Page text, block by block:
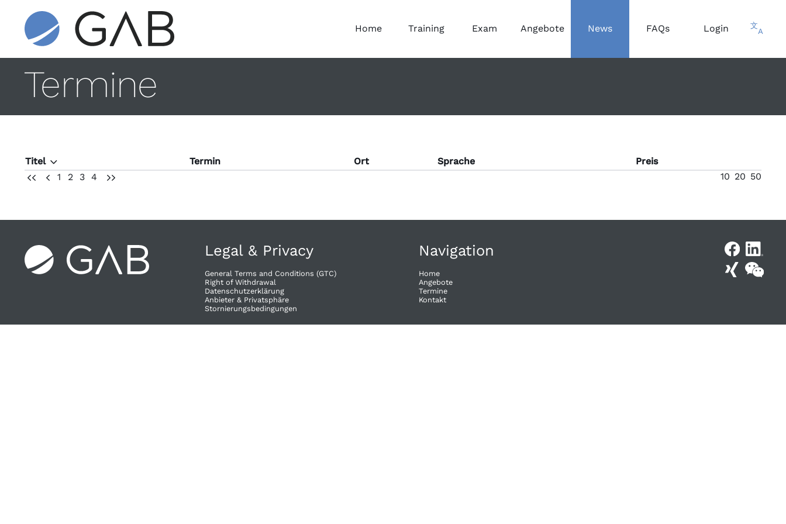
Home Training Exam Angebote News FAQs Login 文
A
Termine
Titel T Termin Ort Sprache Preis
UU U 1 2 3 4 VV 10 20 50
Legal & Privacy
General Terms and Conditions (GTC)
Right of Withdrawal​
Datenschutzerklärung
Anbieter & Privatsphäre
Stornierungsbedingungen
Navigation
Home
Angebote
Termine
Kontakt